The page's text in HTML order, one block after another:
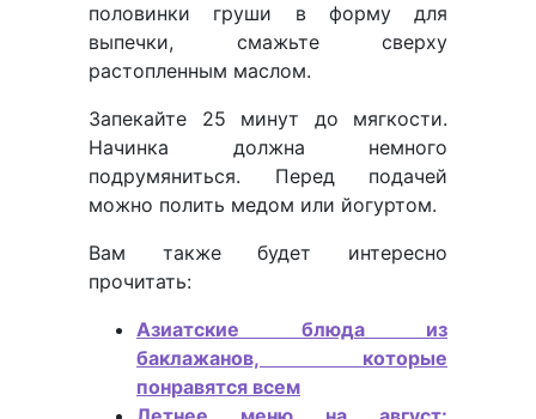
половинки груши в форму для
выпечки, смажьте сверху
растопленным маслом.
Запекайте 25 минут до мягкости.
Начинка должна немного
подрумяниться. Перед подачей
можно полить медом или йогуртом.
Вам также будет интересно
прочитать:
Азиатские блюда из
баклажанов, которые
понравятся всем